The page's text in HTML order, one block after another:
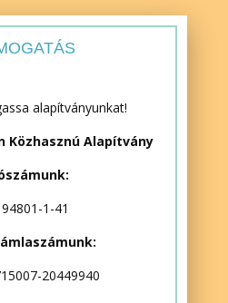
alapítványunkat!
Közhasznú Alapítvány
1-41
20449940